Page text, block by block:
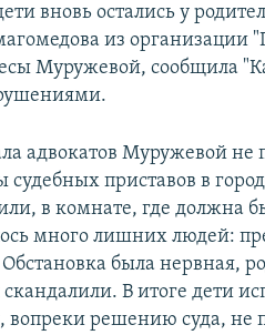
вновь остались у
из организации
Муружевой, сообщила
адвокатов Муружевой не
судебных приставов в
в комнате, где должна
много лишних людей:
Обстановка была нервная,
В итоге дети
вопреки решению суда, не